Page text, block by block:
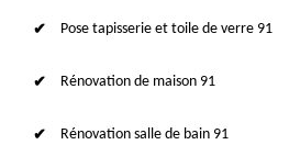
Pose tapisserie et toile de verre 91
Rénovation de maison 91
Rénovation salle de bain 91